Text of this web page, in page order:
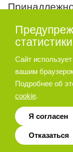
Опора угловая
статистики
Сайт
вашим
Подробнее об
cookie.
Я согласен
Отказаться